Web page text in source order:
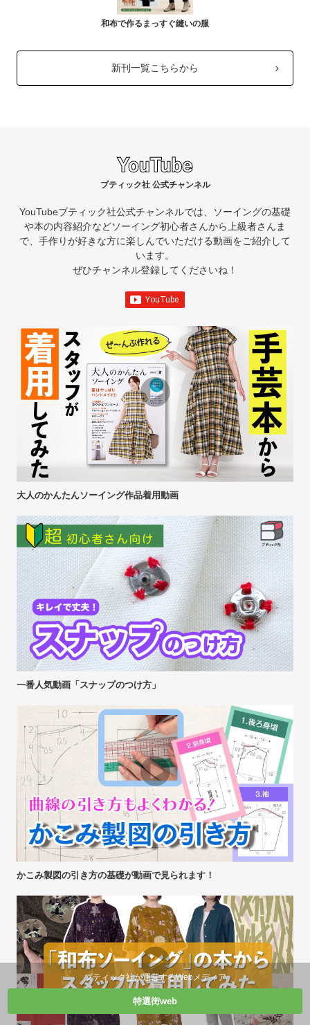
和布で作るまっすぐ縫いの服
新刊一覧こちらから
ブティック社 公式チャンネル
YouTubeブティック社公式チャンネルでは、ソーイングの基礎
や本の内容紹介などソーイング初心者さんから上級者さんま
で、手作りが好きな方に楽しんでいただける動画をご紹介して
います。
ぜひチャンネル登録してくださいね！
大人のかんたんソーイング作品着用動画
一番人気動画「スナップのつけ方」
かこみ製図の引き方の基礎が動画で見られます！
ブティック社が運営するWebメディア
特選街web